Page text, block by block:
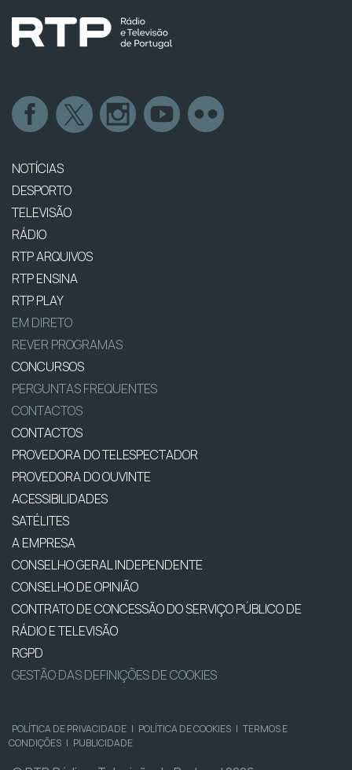
NOTÍCIAS
DESPORTO
TELEVISÃO
RÁDIO
RTP ARQUIVOS
RTP ENSINA
RTP PLAY
EM DIRETO
REVER PROGRAMAS
CONCURSOS
PERGUNTAS FREQUENTES
CONTACTOS
CONTACTOS
PROVEDORA DO TELESPECTADOR
PROVEDORA DO OUVINTE
ACESSIBILIDADES
SATÉLITES
A EMPRESA
CONSELHO GERAL INDEPENDENTE
CONSELHO DE OPINIÃO
CONTRATO DE CONCESSÃO DO SERVIÇO PÚBLICO DE
RÁDIO E TELEVISÃO
RGPD
GESTÃO DAS DEFINIÇÕES DE COOKIES
POLÍTICA DE PRIVACIDADE | POLÍTICA DE COOKIES | TERMOS E
CONDIÇÕES | PUBLICIDADE